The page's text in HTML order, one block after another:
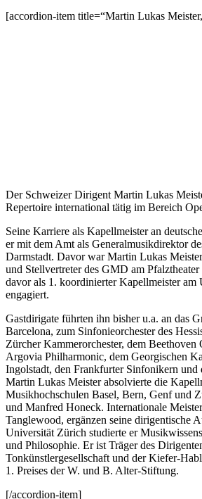
[accordion-item title=“Martin Lukas
Der Schweizer Dirigent Martin Lukas
Repertoire international tätig im Bereich
Seine Karriere als Kapellmeister an
er mit dem Amt als Generalmusikdirektor
Darmstadt. Davor war Martin Lukas
und Stellvertreter des GMD am
davor als 1. koordinierter Kapellmeister am
engagiert.
Gastdirigate führten ihn bisher u.a. an das
Barcelona, zum Sinfonieorchester des
Zürcher Kammerorchester, dem Beethoven
Argovia Philharmonic, dem Georgischen
Ingolstadt, den Frankfurter Sinfonikern und
Martin Lukas Meister absolvierte die
Musikhochschulen Basel, Bern, Genf und
und Manfred Honeck. Internationale
Tanglewood, ergänzen seine dirigentische
Universität Zürich studierte er
und Philosophie. Er ist Träger des
Tonkünstlergesellschaft und der Kiefer-
1. Preises der W. und B. Alter-Stiftung.
[/accordion-item]